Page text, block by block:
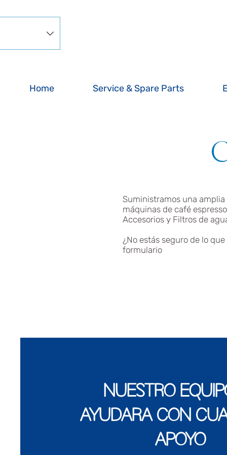
Home Service & Spare Parts
Suministramos una
máquinas de café
Accesorios y Filtros de
¿No estás seguro de lo
formulario
NUESTRO
AYUDARÁ CON
APOYO